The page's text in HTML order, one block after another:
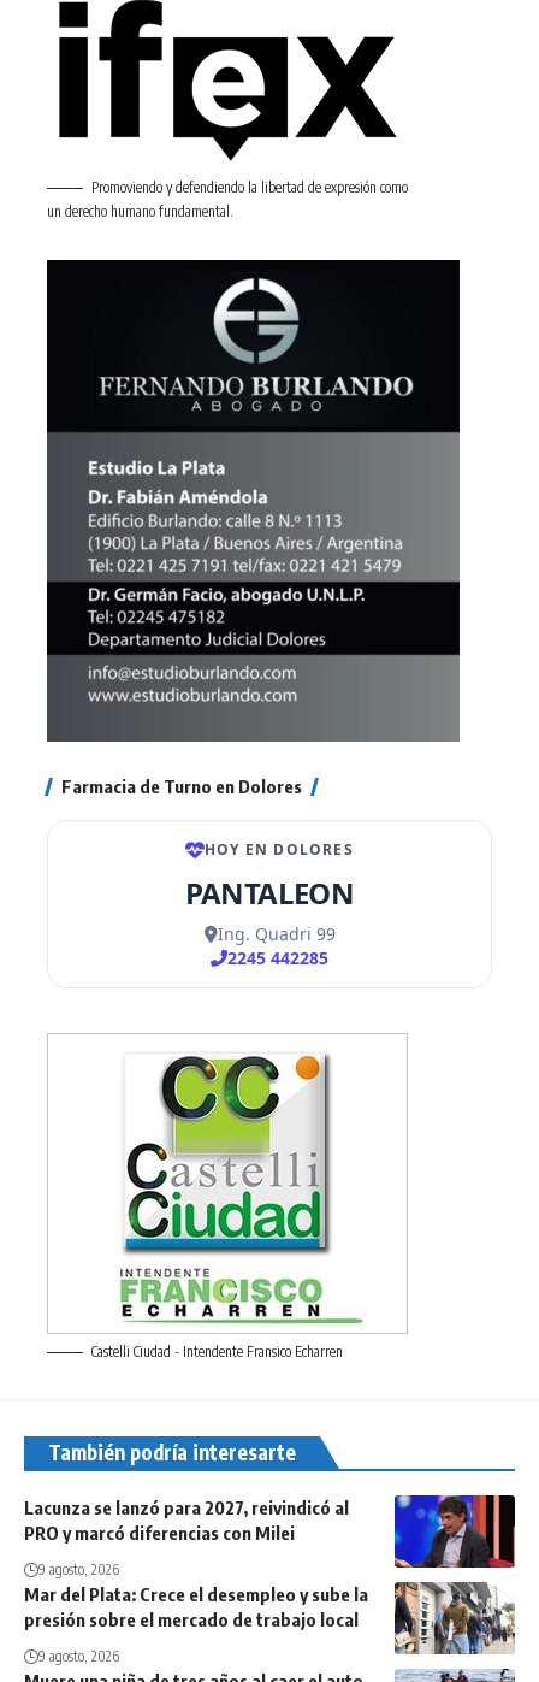
Promoviendo y defendiendo la libertad de expresión como
un derecho humano fundamental.
Farmacia de Turno en Dolores
Castelli Ciudad - Intendente Fransico Echarren
También podría interesarte
Lacunza se lanzó para 2027, reivindicó al
PRO y marcó diferencias con Milei
9 agosto, 2026
Mar del Plata: Crece el desempleo y sube la
presión sobre el mercado de trabajo local
9 agosto, 2026